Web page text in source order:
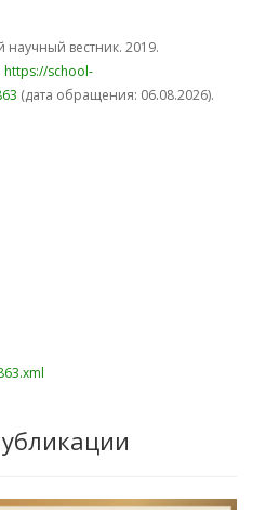
вестник. 2019.
https://school-
(дата обращения: 06.08.2026).